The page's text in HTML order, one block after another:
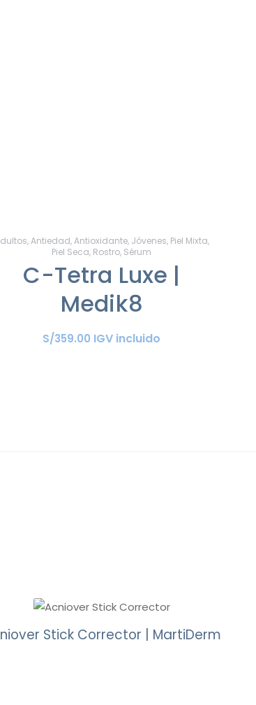
,Antiedad,Antioxidante, Jóvenes, Piel Mixta,
Piel Seca, Rostro, Sérum
C-Tetra Luxe |
Medik8
S/359.00 IGV incluido
Stick Corrector | MartiDerm